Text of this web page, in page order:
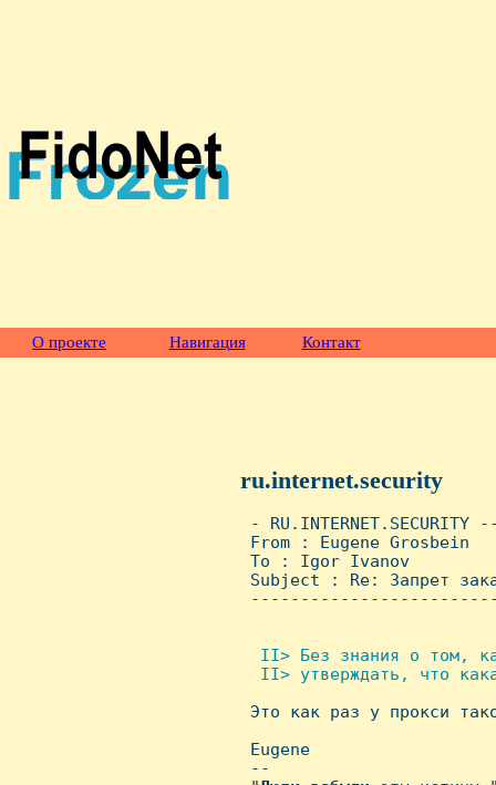
О проекте Навигация Контакт
ru.internet.security
-
From : Eugene
To : Igor Ivanov
Subject : Re: Запpет
II> Без знания о том,
II> утверждать, что
Это как раз у прокси
Eugene
--